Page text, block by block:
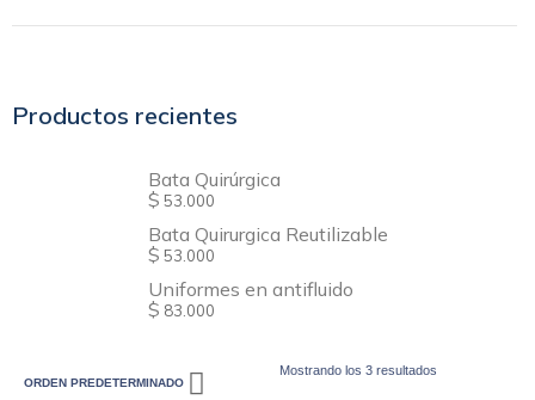
Productos recientes
Bata Quirúrgica
$ 53.000
Bata Quirurgica Reutilizable
$ 53.000
Uniformes en antifluido
$ 83.000
Mostrando los 3 resultados